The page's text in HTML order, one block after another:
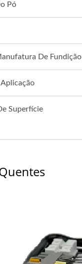
Pó
De Fundição
Superfície